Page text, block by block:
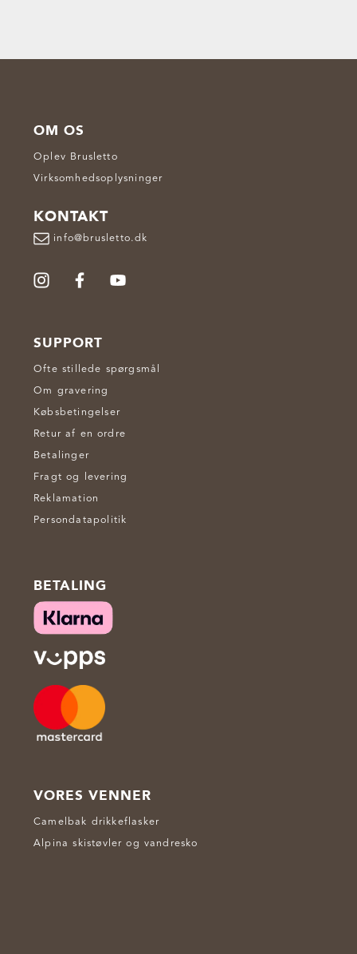
OM OS
Oplev Brusletto
Virksomhedsoplysninger
KONTAKT
info@brusletto.dk
SUPPORT
Ofte stillede spørgsmål
Om gravering
Købsbetingelser
Retur af en ordre
Betalinger
Fragt og levering
Reklamation
Persondatapolitik
BETALING
VORES VENNER
Camelbak drikkeflasker
Alpina skistøvler og vandresko